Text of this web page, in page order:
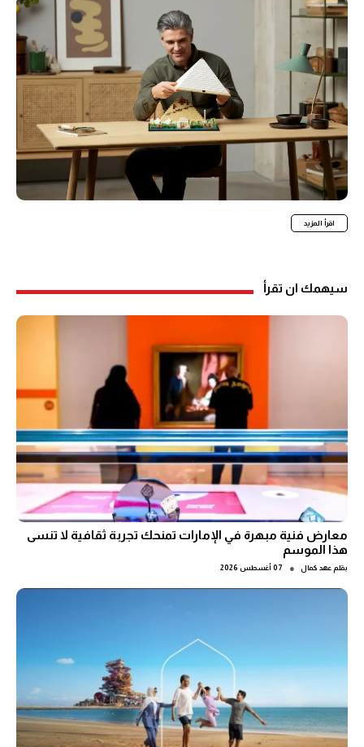
اقرأ المزيد
سيهمك ان تقرأ
معارض فنية مبهرة في الإمارات تمنحك تجربة ثقافية لا تنسى
هذا الموسم
بقلم عهد كمال ● 07 أغسطس 2026